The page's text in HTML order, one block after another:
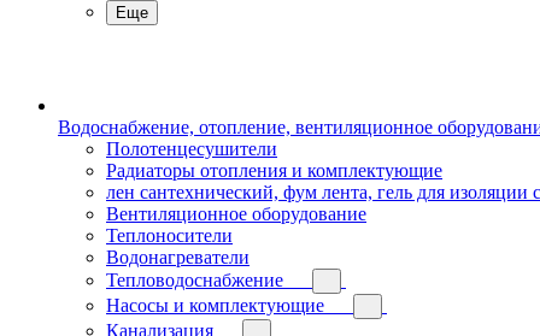
Еще
Водоснабжение, отопление, вентиляционное
Полотенцесушители
Радиаторы отопления и комплектующие
лен сантехнический, фум лента, гель для изоляции
Вентиляционное оборудование
Теплоносители
Водонагреватели
Тепловодоснабжение
Насосы и комплектующие
Канализация